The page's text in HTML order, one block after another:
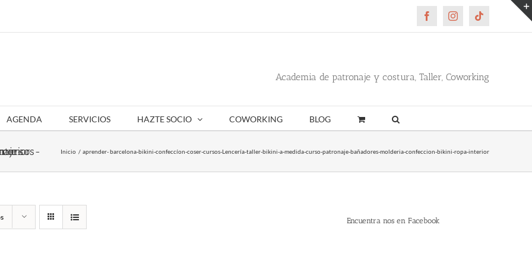
FacebookInstagramTiktok
Academia de patronaje y costura, Taller, Coworking
AGENDA SERVICIOS HAZTE SOCIO COWORKING BLOG
ropa-interior Inicio aprender- barcelona-bikini-confeccíon-coser-cursos-Lencería-taller-bikini-a-medida-curso-patronaje-bañadores-molderia-confeccion-bikini-ropa-interior
Encuentra nos en Facebook